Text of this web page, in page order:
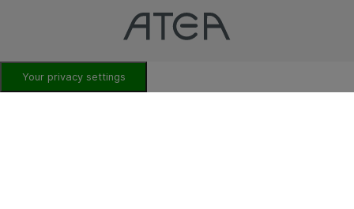
Your privacy settings